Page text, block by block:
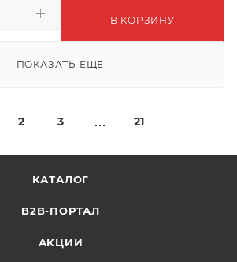
В КОРЗИНУ
ПОКАЗАТЬ ЕЩЕ
2 3 21
КАТАЛОГ
B2B-ПОРТАЛ
АКЦИИ